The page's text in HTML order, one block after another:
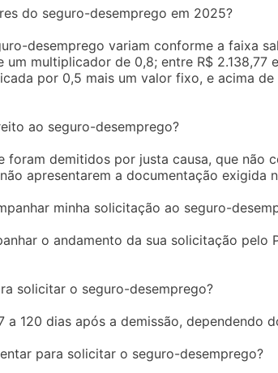
do seguro-desemprego em 2025?
desemprego variam conforme a faixa
um multiplicador de 0,8; entre R$
por 0,5 mais um valor fixo, e acima
ao seguro-desemprego?
foram demitidos por justa causa, que não
apresentarem a documentação exigida
minha solicitação ao seguro-
o andamento da sua solicitação
solicitar o seguro-desemprego?
a 120 dias após a demissão, dependendo
para solicitar o seguro-desemprego?